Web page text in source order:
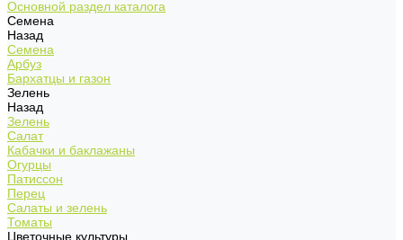
Основной раздел каталога
Семена
Назад
Семена
Арбуз
Бархатцы и газон
Зелень
Назад
Зелень
Салат
Кабачки и баклажаны
Огурцы
Патиссон
Перец
Салаты и зелень
Томаты
Цветочные культуры